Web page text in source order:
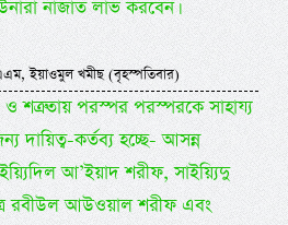
নাজাত লাভ করবেন।
ইয়াওমুল খমীছ (বৃহস্পতিবার)
ও শত্রুতায় পরস্পর পরস্পরকে সাহায্য
দায়িত্ব-কর্তব্য হচ্ছে- আসন্ন
আ’ইয়াদ শরীফ, সাইয়্যিদু
রবীউল আউওয়াল শরীফ এবং